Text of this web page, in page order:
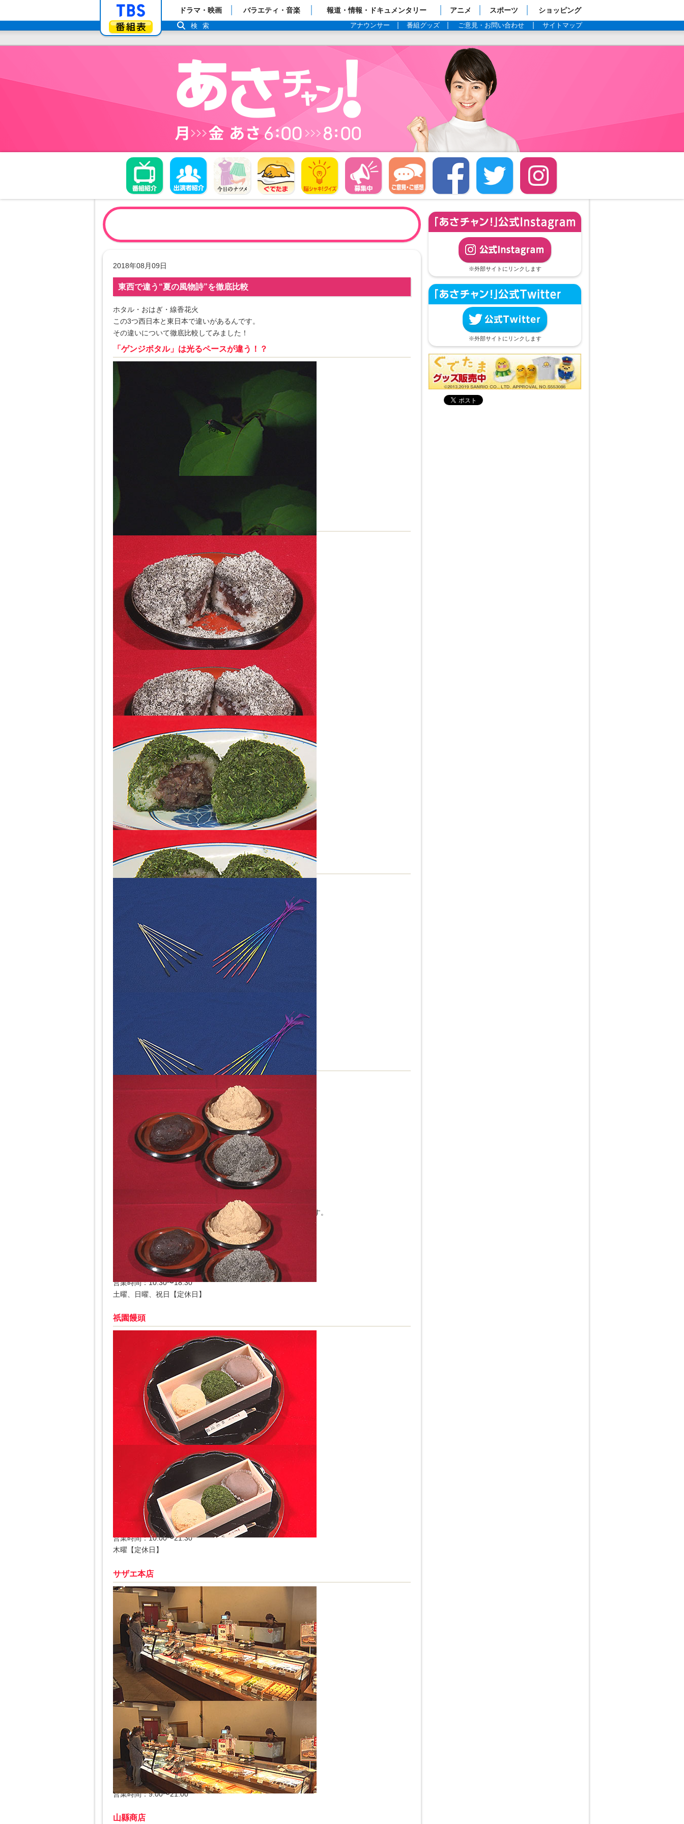
「TBSテレビ」トップページ
番組表
ドラマ・映画 バラエティ・音楽 報道・情報・ドキュメンタリー アニメ スポーツ ショッピング
アナウンサー 番組グッズ ご意見・お問い合わせ サイトマップ
検索
2018年08月09日
東西で違う“夏の風物詩”を徹底比較
ホタル・おはぎ・線香花火
この3つ西日本と東日本で違いがあるんです。
その違いについて徹底比較してみました！
「ゲンジボタル」は光るペースが違う！？
西日本は「2秒に1回」、東日本は「4秒に1回」
西日本の「おはぎ」は緑！？
あんこ・きなこ・ゴマ
一方、関西は、あんこ・きなこ、そしてもう一つが
なんと青のりなんだそうです。
大昔から違う！「線香花火」
関東はカラフルな和紙に火薬をつめてよった「長手牡丹」
関西はワラの先端に火薬をつけた「スボ手牡丹」と呼ばれます。
甘味おかめ
東京・麹町にある創業70年の「甘味おかめ」
50年ほど前から、あん・きなこ・ゴマの三種類で販売しています。
甘味おかめ
住所：東京都千代田区麹町1-7 フェルテ麹町1-7 1F
電話：03-5275-5368
営業時間：10:30〜18:30
土曜、日曜、祝日【定休日】
祇園饅頭
京都・四条にある創業200年の「祇園饅頭」
昭和大正期から青のりのおはぎは作られていたそうです。
おはぎ 500円（3個入り 税込み）
祇園饅頭
住所：京都府京都市東山区四条通大和大路西入中之町196
電話：075-561-2719
営業時間：10:00〜21:30
木曜【定休日】
サザエ本店
全国270か箇所以上で、おはぎを販売している
株式会社サザエ食品の本店。
季節のおはぎなど10種類以上を販売しています。
サザエ本店
住所：兵庫県西宮市大市4-17-18
電話：0120-01-2438
営業時間：9:00〜21:00
山縣商店
※外部サイトにリンクします
※外部サイトにリンクします